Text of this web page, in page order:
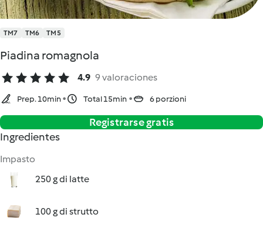
TM7 TM6 TM5
Piadina romagnola
4.9 9 valoraciones
Prep. 10min Total 15min 6 porzioni
Registrarse gratis
Ingredientes
Impasto
250 g di latte
100 g di strutto